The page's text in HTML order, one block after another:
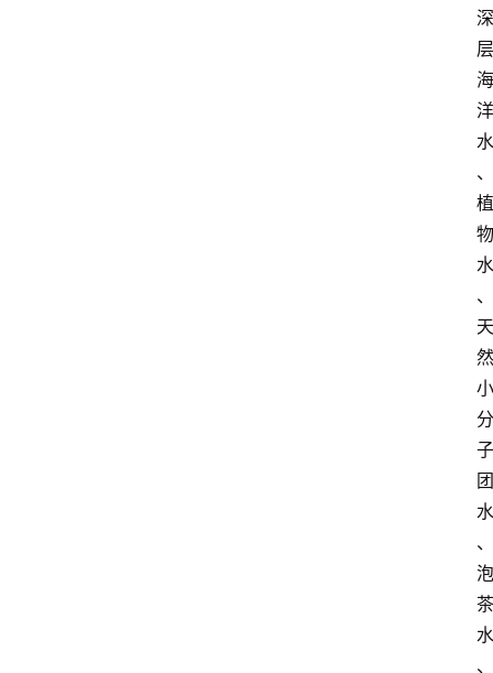
深
层
海
洋
水
、
植
物
水
、
天
然
小
分
子
团
水
、
泡
茶
水
、